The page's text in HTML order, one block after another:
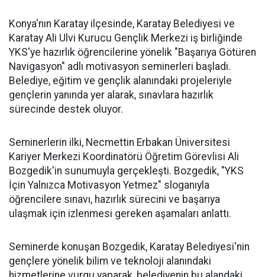
Konya'nın Karatay ilçesinde, Karatay Belediyesi ve
Karatay Ali Ulvi Kurucu Gençlik Merkezi iş birliğinde
YKS'ye hazırlık öğrencilerine yönelik "Başarıya Götüren
Navigasyon" adlı motivasyon seminerleri başladı.
Belediye, eğitim ve gençlik alanındaki projeleriyle
gençlerin yanında yer alarak, sınavlara hazırlık
sürecinde destek oluyor.
Seminerlerin ilki, Necmettin Erbakan Üniversitesi
Kariyer Merkezi Koordinatörü Öğretim Görevlisi Ali
Bozgedik'in sunumuyla gerçekleşti. Bozgedik, "YKS
İçin Yalnızca Motivasyon Yetmez" sloganıyla
öğrencilere sınavı, hazırlık sürecini ve başarıya
ulaşmak için izlenmesi gereken aşamaları anlattı.
Seminerde konuşan Bozgedik, Karatay Belediyesi'nin
gençlere yönelik bilim ve teknoloji alanındaki